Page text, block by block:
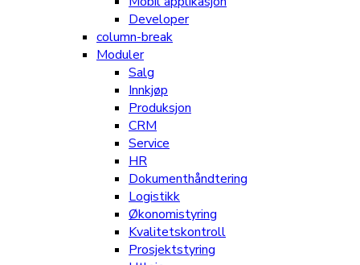
Developer
column-break
Moduler
Salg
Innkjøp
Produksjon
CRM
Service
HR
Dokumenthåndtering
Logistikk
Økonomistyring
Kvalitetskontroll
Prosjektstyring